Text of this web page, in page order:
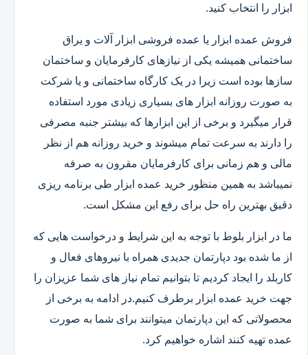
ابزار را انتخاب کنید.
فروش عمده ابزار یا عمده فروشی ابزار آلات و یراق
ساختمانی همیشه یکی از نیازهای کارفرمایان و ساختمان
سازها بوده است زیرا در یک کارگاه ساختمانی و یا شرکت
به صورت روزانه ابزار های بسیاری زیادی مورد استفاده
قرار میگیرد و برخی از این ابزارها که بیشتر جنبه مصرفی
را دارند به سرعت تمام میشوند و خرید روزانه هم از نظر
مالی و هم زمانی برای کارفرمایان مقرون به صرفه
نمیباشد به همین منظور خرید عمده ابزار طی برنامه ریزی
دقیق بهترین راه حل برای رفع این مشکل است.
ما در ابزار بلوط با توجه به این شرایط و درخواست هایی که
از ما شده بود دپارتمان جدیدی همراه با نیروهای فعال و
کاربلد را ایجاد کردیم تا بتوانیم تمام نیاز های شما عزیزان را
جهت خرید عمده ابزار برطرف کنیم.در ادامه به برخی از
محصولاتی که این دپارتمان میتوانند برای شما به صورت
عمده تهیه کنند اشاره خواهیم کرد.